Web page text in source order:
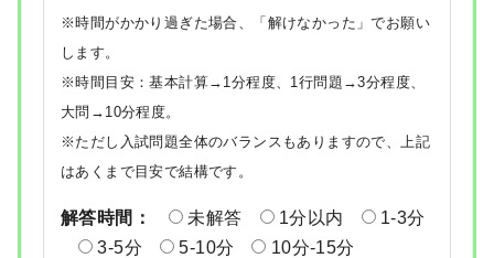
※時間がかかり過ぎた場合、「解けなかった」でお願い
します。
※時間目安：基本計算→1分程度、1行問題→3分程度、
大問→10分程度。
※ただし入試問題全体のバランスもありますので、上記
はあくまで目安で結構です。
解答時間： 未解答 1分以内
1-3分
3-5分
5-10分
10分-15分